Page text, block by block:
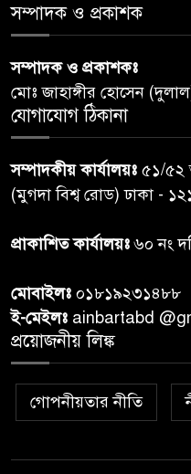
৬
৭
৮
৯
১০
সম্পাদক ও প্রকাশক
সম্পাদক ও প্রকাশকঃ
মোঃ জাহাঙ্গীর হোসেন
যোগাযোগ ঠিকানা
সম্পাদকীয় কার্যালয়ঃ ৫১/৫২
(মুগদা বিশ্ব রোড) ঢাকা -
প্রাকাশিত কার্যালয়ঃ৬০ নং
মোবাইলঃ ০১৮১৯২৩১৪৮৮
ই-মেইলঃ ainbartabd
প্রয়োজনীয় লিঙ্ক
গোপনীয়তার নীতি